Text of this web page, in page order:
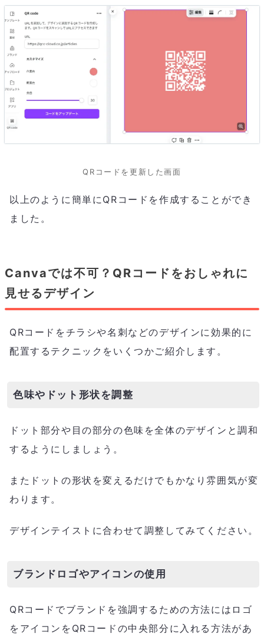
QRコードを更新した画面
以上のように簡単にQRコードを作成することができ
ました。
Canvaでは不可？QRコードをおしゃれに
見せるデザイン
QRコードをチラシや名刺などのデザインに効果的に
配置するテクニックをいくつかご紹介します。
色味やドット形状を調整
ドット部分や目の部分の色味を全体のデザインと調和
するようにしましょう。
またドットの形状を変えるだけでもかなり雰囲気が変
わります。
デザインテイストに合わせて調整してみてください。
ブランドロゴやアイコンの使用
QRコードでブランドを強調するための方法にはロゴ
をアイコンをQRコードの中央部分に入れる方法があ